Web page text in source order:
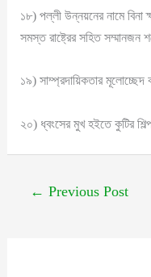
১৮) পল্লী উন্নয়নের নামে বিনা
সমস্ত রাষ্ট্রের সহিত সম্মানজন
১৯) সাম্প্রদায়িকতার মূলোচ্ছেদ
২০) ধ্বংসের মুখ হইতে কুটির
← Previous Post